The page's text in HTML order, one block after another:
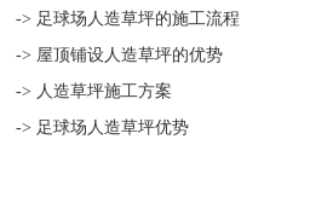
-> 足球场人造草坪的施工流程
-> 屋顶铺设人造草坪的优势
-> 人造草坪施工方案
-> 足球场人造草坪优势